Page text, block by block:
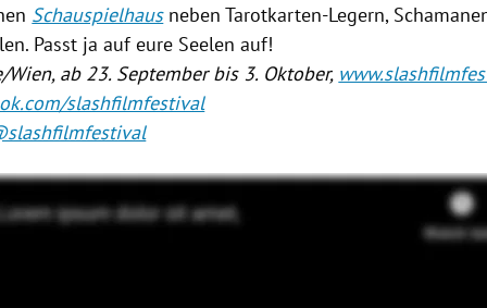
Schauspielhausneben Tarotkarten-Legern,
Passt ja auf eure Seelen auf!
Wien, ab 23. September bis 3. Oktober,
slashfilmfestival